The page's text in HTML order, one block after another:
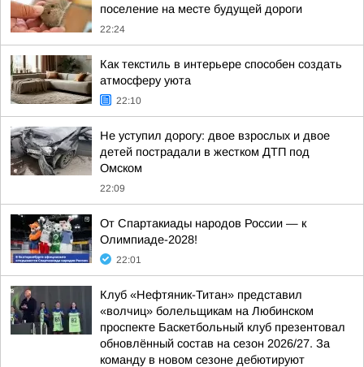
поселение на месте будущей дороги
22:24
Как текстиль в интерьере способен создать
атмосферу уюта
22:10
Не уступил дорогу: двое взрослых и двое
детей пострадали в жестком ДТП под
Омском
22:09
От Спартакиады народов России — к
Олимпиаде-2028!
22:01
Клуб «Нефтяник-Титан» представил
«волчиц» болельщикам на Любинском
проспекте Баскетбольный клуб презентовал
обновлённый состав на сезон 2026/27. За
команду в новом сезоне дебютируют